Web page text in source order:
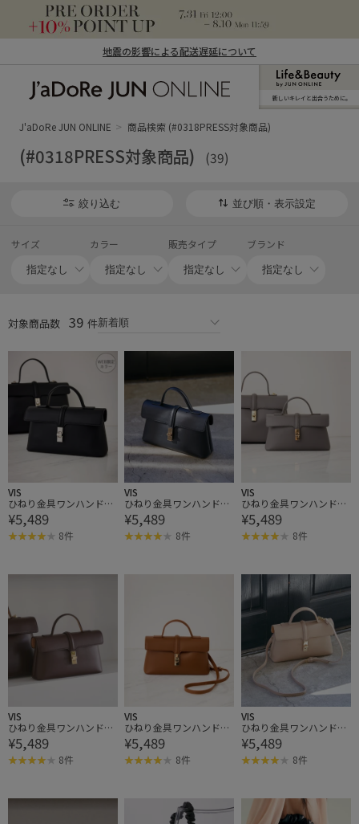
地震の影響による配送遅延について
ン オンライン）
新しいキレイと出合うために。
J'aDoRe JUN ONLINE 商品検索 (#0318PRESS対象商品)
(#0318PRESS対象商品) (39)
絞り込む 並び順・表示設定
サイズ カラー 販売タイプ ブランド
対象商品数 39 件
VIS
ひねり金具ワンハンドル
ミニショルダーバッグ/2
WAY,WEB限定カラーあり
¥5,489
8件
VIS
ひねり金具ワンハンドル
ミニショルダーバッグ/2
WAY,WEB限定カラーあり
¥5,489
8件
VIS
ひねり金具ワンハンドル
ミニショルダーバッグ/2
WAY,WEB限定カラーあり
¥5,489
8件
VIS
ひねり金具ワンハンドル
ミニショルダーバッグ/2
WAY,WEB限定カラーあり
¥5,489
8件
VIS
ひねり金具ワンハンドル
ミニショルダーバッグ/2
WAY,WEB限定カラーあり
¥5,489
8件
VIS
ひねり金具ワンハンドル
ミニショルダーバッグ/2
WAY,WEB限定カラーあり
¥5,489
8件